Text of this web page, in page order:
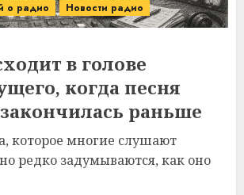
о радио Новости радио
в голове
когда песня
раньше
которое многие слушают
редко задумываются, как оно